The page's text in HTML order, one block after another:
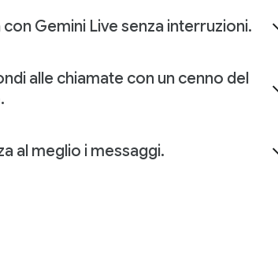
con Gemini Live senza interruzioni.
alle chiamate con un cenno del
al meglio i messaggi.